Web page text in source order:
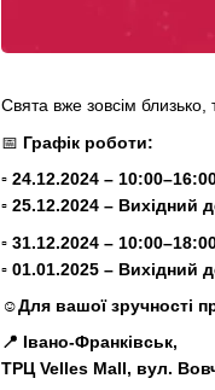
Свята вже зовсім близько,
📅 Графік роботи:
▫️ 24.12.2024 –
▫️ 25.12.2024 – Вихідний
▫️ 31.12.2024 –
▫️ 01.01.2025 – Вихідний
☺️Для вашої зручності
📍 Івано-Франківськ,
ТРЦ Velles Mall, вул.